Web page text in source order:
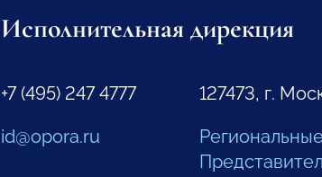
Исполнительная дирекция
+7 (495) 247 4777
id@opora.ru
127473, г.